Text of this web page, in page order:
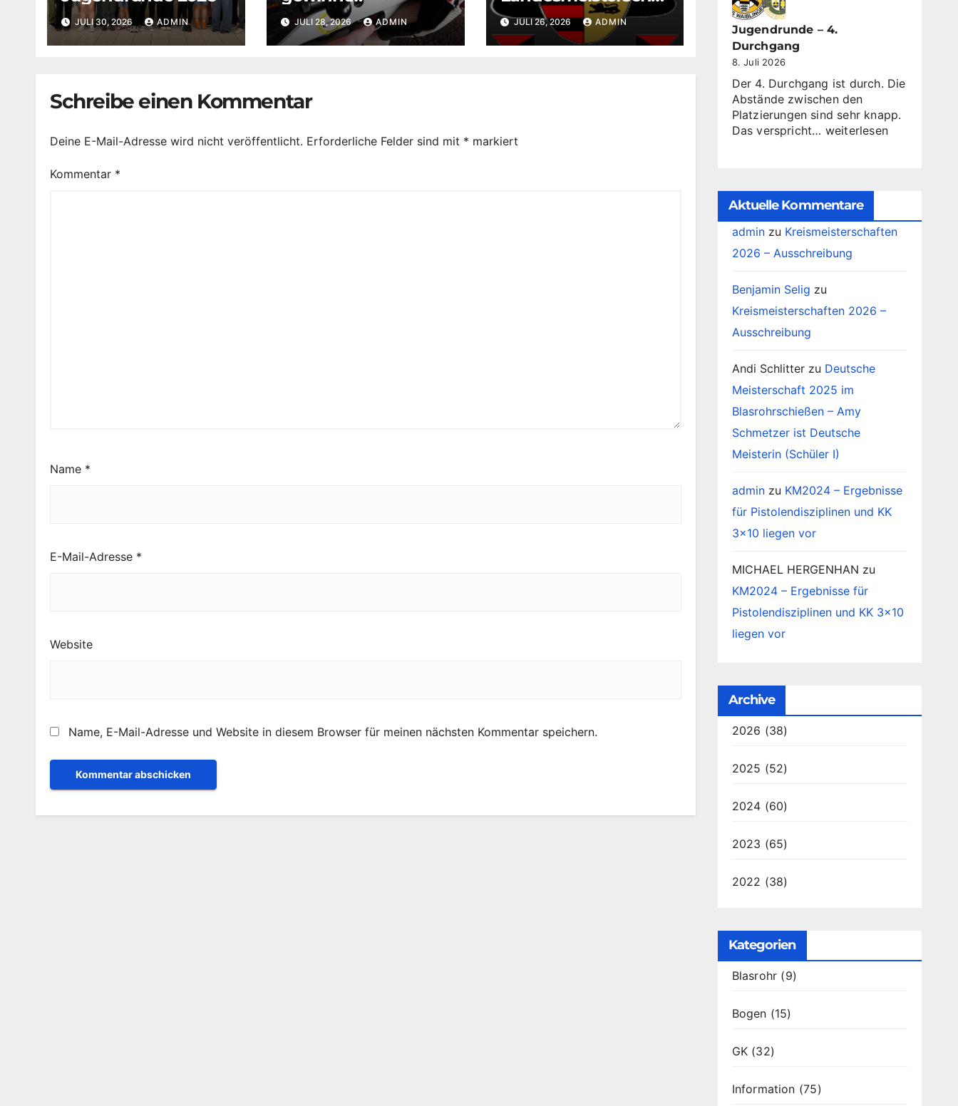
JULI 30, 2026 ADMIN
Sommerrunde KK
3×10
JULI 28, 2026 ADMIN
t Blasrohr 3D
JULI 26, 2026 ADMIN
Schreibe einen Kommentar
Deine E-Mail-Adresse wird nicht veröffentlicht. Erforderliche Felder sind mit * markiert
Kommentar *
Name *
E-Mail-Adresse *
Website
Name, E-Mail-Adresse und Website in diesem Browser für meinen nächsten Kommentar speichern.
Jugendrunde – 4.
Durchgang
8. Juli 2026
Der 4. Durchgang ist durch. Die
Abstände zwischen den
Platzierungen sind sehr knapp.
Das verspricht… Jugendrunde
weiterlesen
Aktuelle Kommentare
adminzu Kreismeisterschaften
2026 – Ausschreibung
Benjamin Selig zu
Kreismeisterschaften 2026 –
Ausschreibung
Andi Schlitterzu Deutsche
Meisterschaft 2025 im
Blasrohrschießen – Amy
Schmetzer ist Deutsche
Meisterin (Schüler I)
adminzu KM2024 – Ergebnisse
für Pistolendisziplinen und KK
3×10 liegen vor
MICHAEL HERGENHAN zu
KM2024 – Ergebnisse für
Pistolendisziplinen und KK 3×10
liegen vor
Archive
2026 (38)
2025 (52)
2024 (60)
2023 (65)
2022 (38)
Kategorien
Blasrohr (9)
Bogen (15)
GK(32)
Information (75)